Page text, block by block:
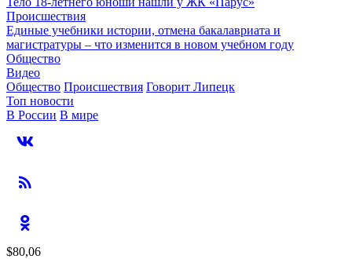
Происшествия
Единые учебники истории, отмена бакалавриата и
магистратуры – что изменится в новом учебном году
Общество
Видео
Общество Происшествия Говорит Липецк
Топ новости
В России В мире
$80,06